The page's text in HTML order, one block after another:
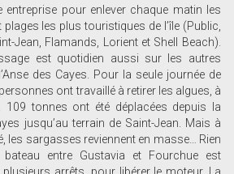
entreprise pour enlever chaque matin les
les plus touristiques de l’île (Public,
Jean, Flamands, Lorient et Shell Beach).
est quotidien aussi sur les autres
des Cayes. Pour la seule journée de
ont travaillé à retirer les algues, à
109 tonnes ont été déplacées depuis la
jusqu’au terrain de Saint-Jean. Mais à
les sargasses reviennent en masse… Rien
entre Gustavia et Fourchue est